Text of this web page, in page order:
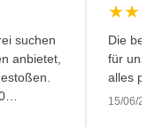
suchen
anbietet,
★★
Die
für
alles
15/06/